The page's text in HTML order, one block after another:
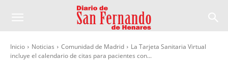
Inicio Noticias Comunidad de Madrid
La Tarjeta Sanitaria Virtual
incluye el calendario de citas para pacientes con...